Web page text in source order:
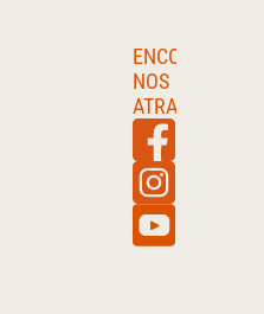
ENCONTRA-
NOS
ATRAVÉS